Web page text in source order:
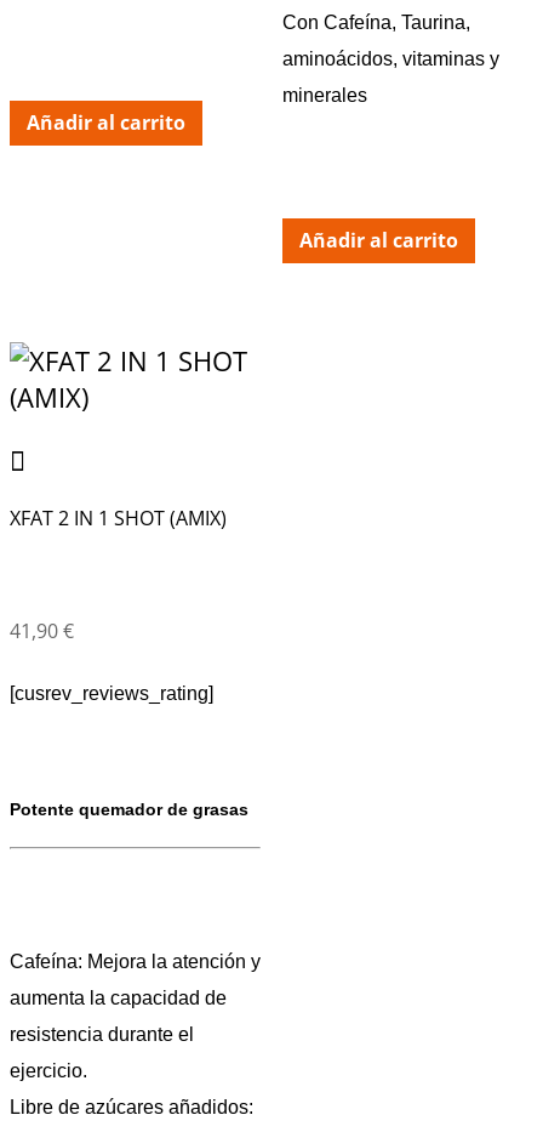
Añadir al carrito
Con Cafeína, Taurina,
aminoácidos, vitaminas y
minerales
Añadir al carrito
XFAT 2 IN 1 SHOT (AMIX)
41,90€
[cusrev_reviews_rating]
Potente quemador de grasas
Cafeína: Mejora la atención y
aumenta la capacidad de
resistencia durante el
ejercicio.
Libre de azúcares añadidos: